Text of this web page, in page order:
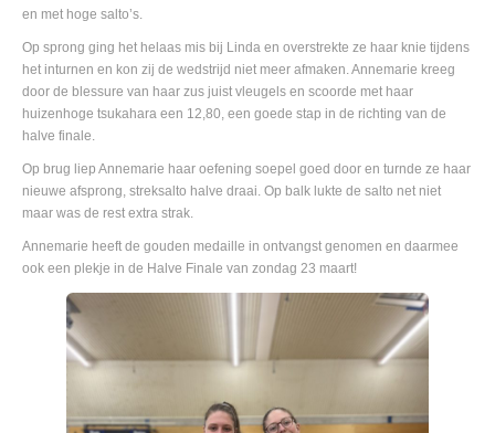
en met hoge salto’s.
Op sprong ging het helaas mis bij Linda en overstrekte ze haar knie tijdens
het inturnen en kon zij de wedstrijd niet meer afmaken. Annemarie kreeg
door de blessure van haar zus juist vleugels en scoorde met haar
huizenhoge tsukahara een 12,80, een goede stap in de richting van de
halve finale.
Op brug liep Annemarie haar oefening soepel goed door en turnde ze haar
nieuwe afsprong, streksalto halve draai. Op balk lukte de salto net niet
maar was de rest extra strak.
Annemarie heeft de gouden medaille in ontvangst genomen en daarmee
ook een plekje in de Halve Finale van zondag 23 maart!